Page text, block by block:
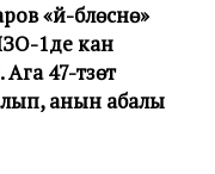
«үй-бүлөсүнө»
1де кан
47-түзөтүү
анын абалы